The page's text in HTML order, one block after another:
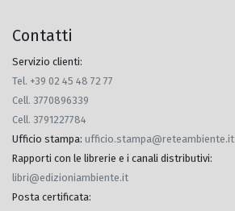
Contatti
Servizio clienti:
Tel. +39 02 45 48 72 77
Cell. 3770896339
Cell. 3791227784
Ufficio stampa: ufficio.stampa@reteambiente.it
Rapporti con le librerie e i canali distributivi:
libri@edizioniambiente.it
Posta certificata: